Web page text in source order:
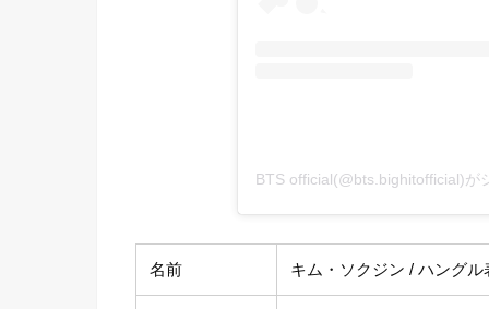
BTS official(@bts.bighitofficial)が
名前 キム・ソクジン / ハング